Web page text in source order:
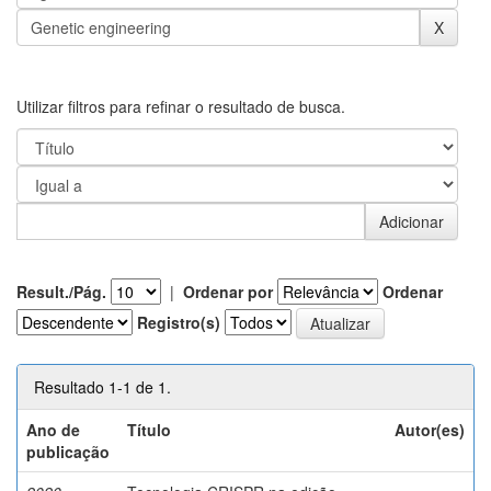
Utilizar filtros para refinar o resultado de busca.
Result./Pág. | Ordenar por
Ordenar
Registro(s)
Resultado 1-1 de 1.
Ano de
publicação
Título Autor(es)